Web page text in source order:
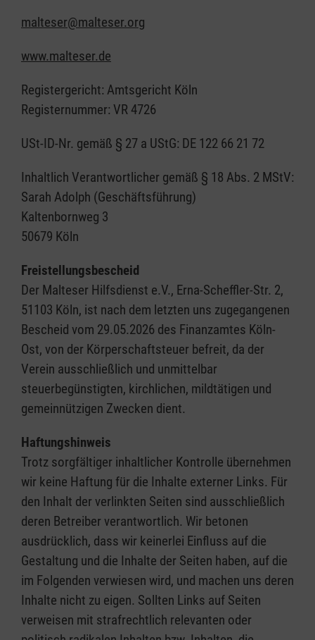
malteser@malteser.org
www.malteser.de
Registergericht: Amtsgericht Köln
Registernummer: VR 4726
USt-ID-Nr. gemäß § 27 a UStG: DE 122 66 21 72
Inhaltlich Verantwortlicher gemäß § 18 Abs. 2 MStV:
Sarah Adolph (Geschäftsführung)
Kaltenbornweg 3
50679 Köln
Freistellungsbescheid
Der Malteser Hilfsdienst e.V., Erna-Scheffler-Str. 2,
51103 Köln, ist nach dem letzten uns zugegangenen
Bescheid vom 29.05.2026 des Finanzamtes Köln-
Ost, von der Körperschaftsteuer befreit, da der
Verein ausschließlich und unmittelbar
steuerbegünstigten, kirchlichen, mildtätigen und
gemeinnützigen Zwecken dient.
Haftungshinweis
Trotz sorgfältiger inhaltlicher Kontrolle übernehmen
wir keine Haftung für die Inhalte externer Links. Für
den Inhalt der verlinkten Seiten sind ausschließlich
deren Betreiber verantwortlich. Wir betonen
ausdrücklich, dass wir keinerlei Einfluss auf die
Gestaltung und die Inhalte der Seiten haben, auf die
im Folgenden verwiesen wird, und machen uns deren
Inhalte nicht zu eigen. Sollten Links auf Seiten
verweisen mit strafrechtlich relevanten oder